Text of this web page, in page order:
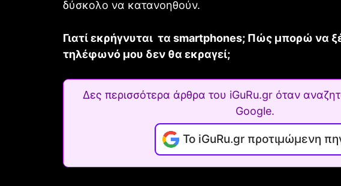
δύσκολο να κατανοηθούν.
Γιατί εκρήγνυται τα smartphones; Πώς μπορώ να
τηλέφωνό μου δεν θα εκραγεί;
Δες περισσότερα άρθρα του iGuRu.gr όταν
Google.
Το iGuRu.gr προτιμώμενη